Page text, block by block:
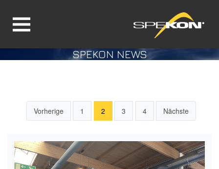
Direkt zur Hauptnavigation springen
Direkt zum Inhalt springenSPEKON NEWS
Vorherige 1 2 3 4 Nächste